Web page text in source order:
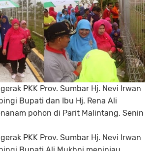
PKK Prov. Sumbar Hj. Nevi Irwan
Bupati dan Ibu Hj. Rena Ali
pohon di Parit Malintang, Senin
PKK Prov. Sumbar Hj. Nevi Irwan